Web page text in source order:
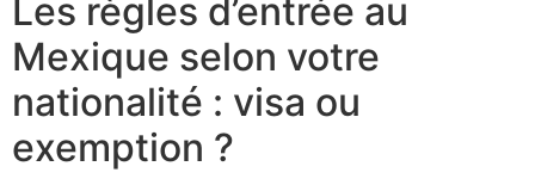
Les règles d’entrée au
Mexique selon votre
nationalité : visa ou
exemption ?